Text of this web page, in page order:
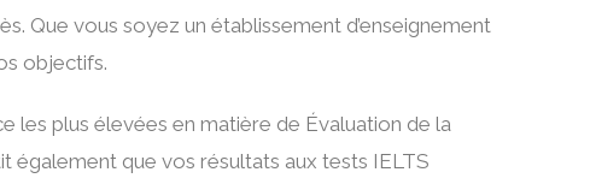
Que vous soyez un établissement d’enseignement
objectifs.
les plus élevées en matière de Évaluation de la
également que vos résultats aux tests IELTS